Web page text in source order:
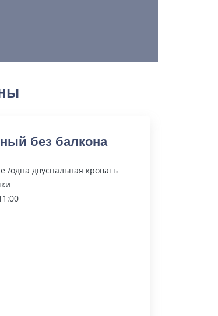
без балкона
/одна двуспальная кровать